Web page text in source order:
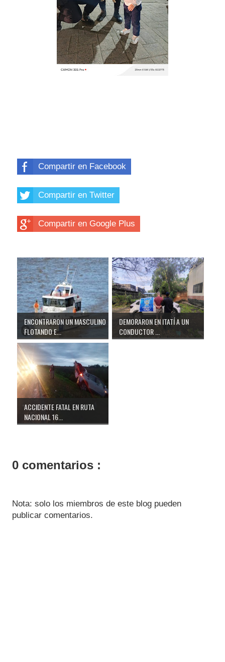
Compartir en Facebook
Compartir en Twitter
Compartir en Google Plus
ENCONTRARON UN MASCULINO
FLOTANDO E...
DEMORARON EN ITATÍ A UN
CONDUCTOR ...
ACCIDENTE FATAL EN RUTA
NACIONAL 16...
0 comentarios :
Nota: solo los miembros de este blog pueden
publicar comentarios.